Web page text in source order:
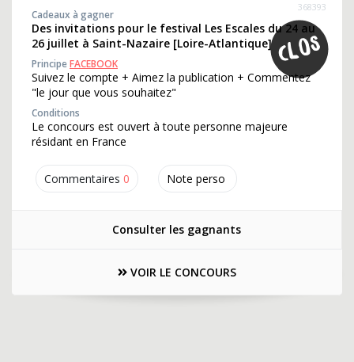
Commentaires 0 Note perso
368393
Cadeaux à gagner
Des invitations pour le festival Les Escales du 24 au
26 juillet à Saint-Nazaire [Loire-Atlantique]
PrincipeFACEBOOK
Suivez le compte + Aimez la publication + Commentez
"le jour que vous souhaitez"
Conditions
Le concours est ouvert à toute personne majeure
résidant en France
Consulter les gagnants
VOIR LE CONCOURS